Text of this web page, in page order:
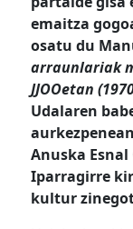
emaitza
osatu du
arraunlariak
JJOOetan
Udalaren
Anuska
Iparragirre
kultur